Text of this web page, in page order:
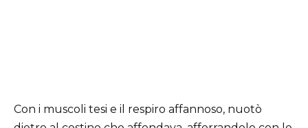
Con i muscoli tesi e il respiro affannoso, nuotò